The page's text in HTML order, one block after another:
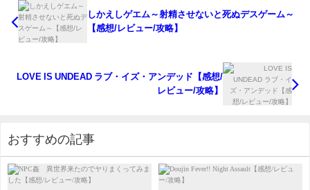
しかえしゲエム～射精させないと死ぬデスゲーム～
【感想/レビュー/攻略】
LOVE IS UNDEAD ラブ・イズ・アンデッド【感想/
レビュー/攻略】
おすすめの記事